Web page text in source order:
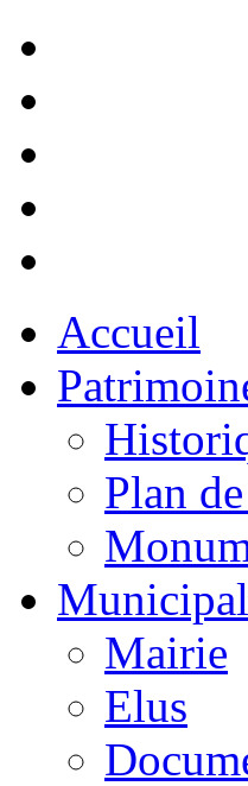
Accueil
Plan
Mairie
Elus